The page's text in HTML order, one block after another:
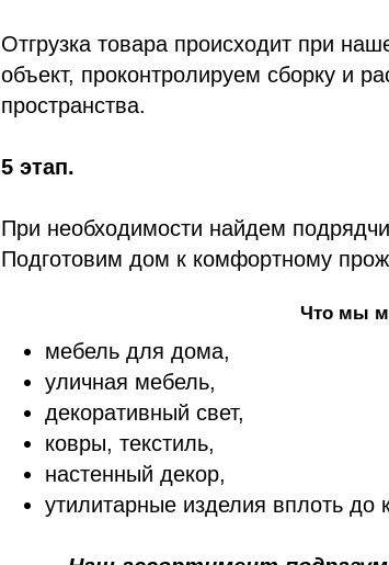
Отгрузка товара происходит при
объект, проконтролируем сборку и
пространства.
5 этап.
При необходимости найдем
Подготовим дом к комфортному
Что мы
мебель для дома,
уличная мебель,
декоративный свет,
ковры, текстиль,
настенный декор,
утилитарные изделия вплоть до